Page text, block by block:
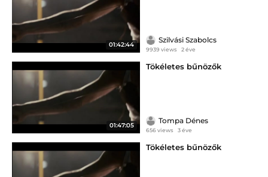
01:42:44
Szilvási Szabolcs
9939 views 2 éve
01:47:05
Tökéletes bűnözők
Tompa Dénes
656 views 3 éve
Tökéletes bűnözők